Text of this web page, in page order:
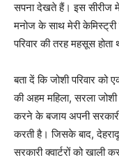
सपना देखते हैं। इस सीरीज
मनोज के साथ मेरी
परिवार की तरह महसूस होता
बता दें कि जोशी परिवार
की अहम महिला, सरला
करने के बजाय अपनी
करती है। जिसके बाद,
सरकारी क्वार्टरों को